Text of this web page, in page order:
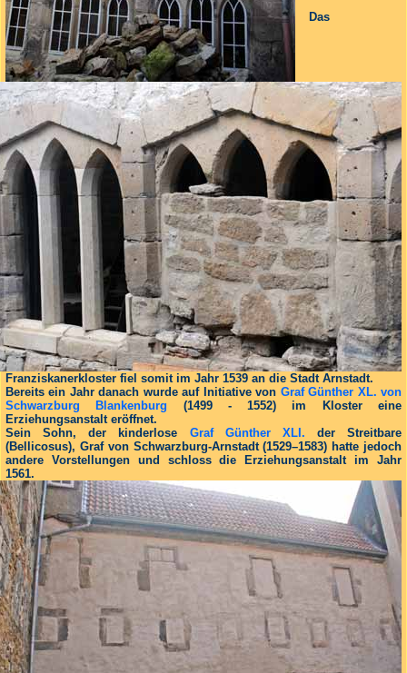
Das
Franziskanerkloster fiel somit im Jahr 1539 an die Stadt Arnstadt.
Bereits ein Jahr danach wurde auf Initia­tive von Graf Günther XL. von
Schwarzburg Blankenburg (1499 - 1552) im Kloster eine
Erziehungsanstalt eröffnet.
Sein Sohn, der kinderlose Graf Günther XLI. der Streit­bare
(Bellicosus), Graf von Schwarzburg-Arnstadt (1529–1583) hatte jedoch
andere Vorstellungen und schloss die Erziehungs­anstalt im Jahr
1561.